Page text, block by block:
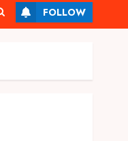
FOLLOW